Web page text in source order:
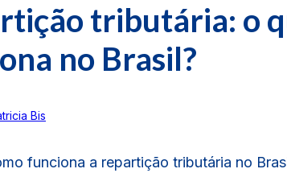
tributária: o
no Brasil?
Bis
funciona a repartição tributária no